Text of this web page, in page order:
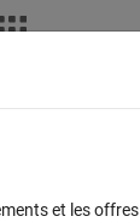
et les offres